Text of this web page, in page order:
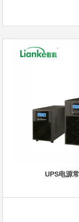
UPS电源